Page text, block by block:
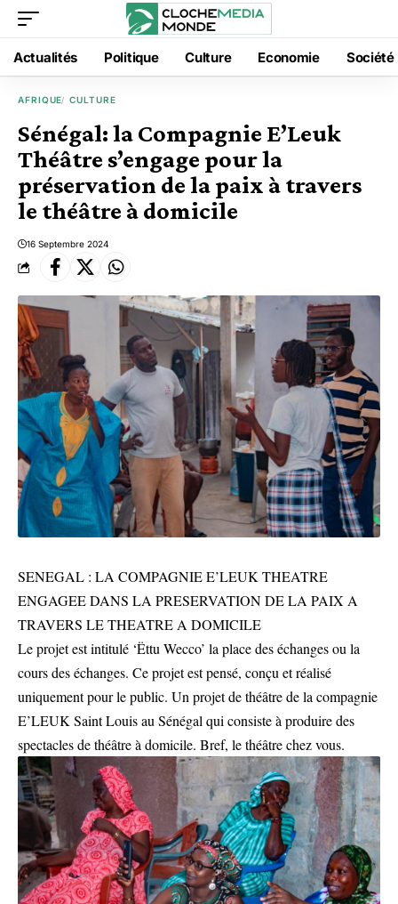
Actualités Politique Culture Economie Société
AFRIQUE CULTURE
Sénégal: la Compagnie E’Leuk
Théâtre s’engage pour la
préservation de la paix à travers
le théâtre à domicile
16 Septembre 2024
SENEGAL : LA COMPAGNIE E’LEUK THEATRE
ENGAGEE DANS LA PRESERVATION DE LA PAIX A
TRAVERS LE THEATRE A DOMICILE
Le projet est intitulé ‘Ëttu Wecco’ la place des échanges ou la
cours des échanges. Ce projet est pensé, conçu et réalisé
uniquement pour le public. Un projet de théâtre de la compagnie
E’LEUK Saint Louis au Sénégal qui consiste à produire des
spectacles de théâtre à domicile. Bref, le théâtre chez vous.